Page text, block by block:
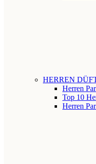
HERREN
Herren
Top 10
Herren